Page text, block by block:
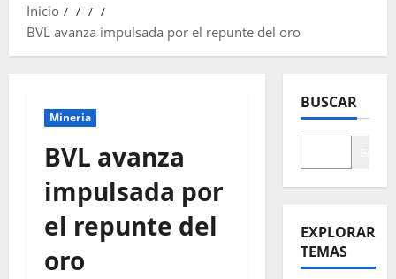
Inicio
BVL avanza impulsada por el repunte del oro
Mineria
BVL avanza
impulsada por
el repunte del
oro
BUSCAR
EXPLORAR
TEMAS